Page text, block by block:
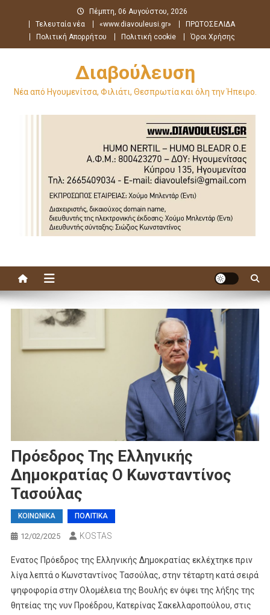
περιεχόμενο
Πέμπτη, 06 Αυγούστου, 2026
Τελευταία νέα
«www.diavouleusi.gr»
ΠΡΩΤΟΣΕΛΙΔΑ
Πολιτική Απορρήτου
Πολιτική cookie Όροι Χρήσης
Διαβούλευση
Νέα από Ηγουμενίτσα, Φιλιάτι, Θεσπρωτία και όλη την Ήπειρο.
Πρόεδρος Της Ελληνικής
Δημοκρατίας Ο Κωνσταντίνος
Τασούλας
ΚΟΙΝΩΝΙΚΑ ΠΟΛΙΤΙΚΑ
12/02/2025 KOSTAS
Ενατος Πρόεδρος της Ελληνικής Δημοκρατίας εκλέχτηκε πριν
λίγα λεπτά ο Κωνσταντίνος Τασούλας, στην τέταρτη κατά σειρά
ψηφοφορία στην Ολομέλεια της Βουλής εν όψει της λήξης της
θητείας της νυν Προέδρου, Κατερίνας Σακελλαροπούλου, στις